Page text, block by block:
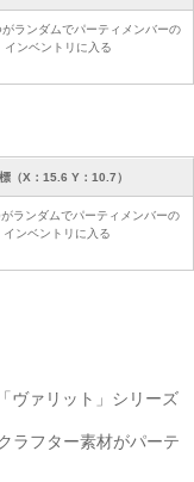
ランダムでパーティメンバーの
インベントリに入る
（X：15.6 Y：10.7）
ランダムでパーティメンバーの
インベントリに入る
ヴァリット」シリーズ
ラフター素材がパーテ